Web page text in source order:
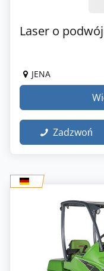
Laser o
JENA
Zadzwoń